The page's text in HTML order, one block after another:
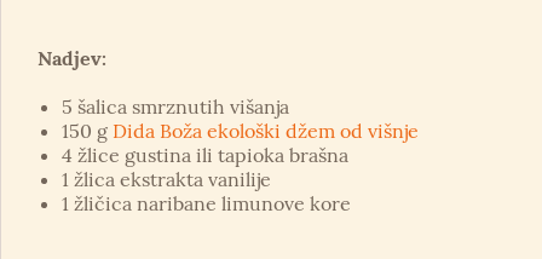
Nadjev:
5 šalica smrznutih višanja
150 g Dida Boža ekološki džem od višnje
4 žlice gustina ili tapioka brašna
1 žlica ekstrakta vanilije
1 žličica naribane limunove kore